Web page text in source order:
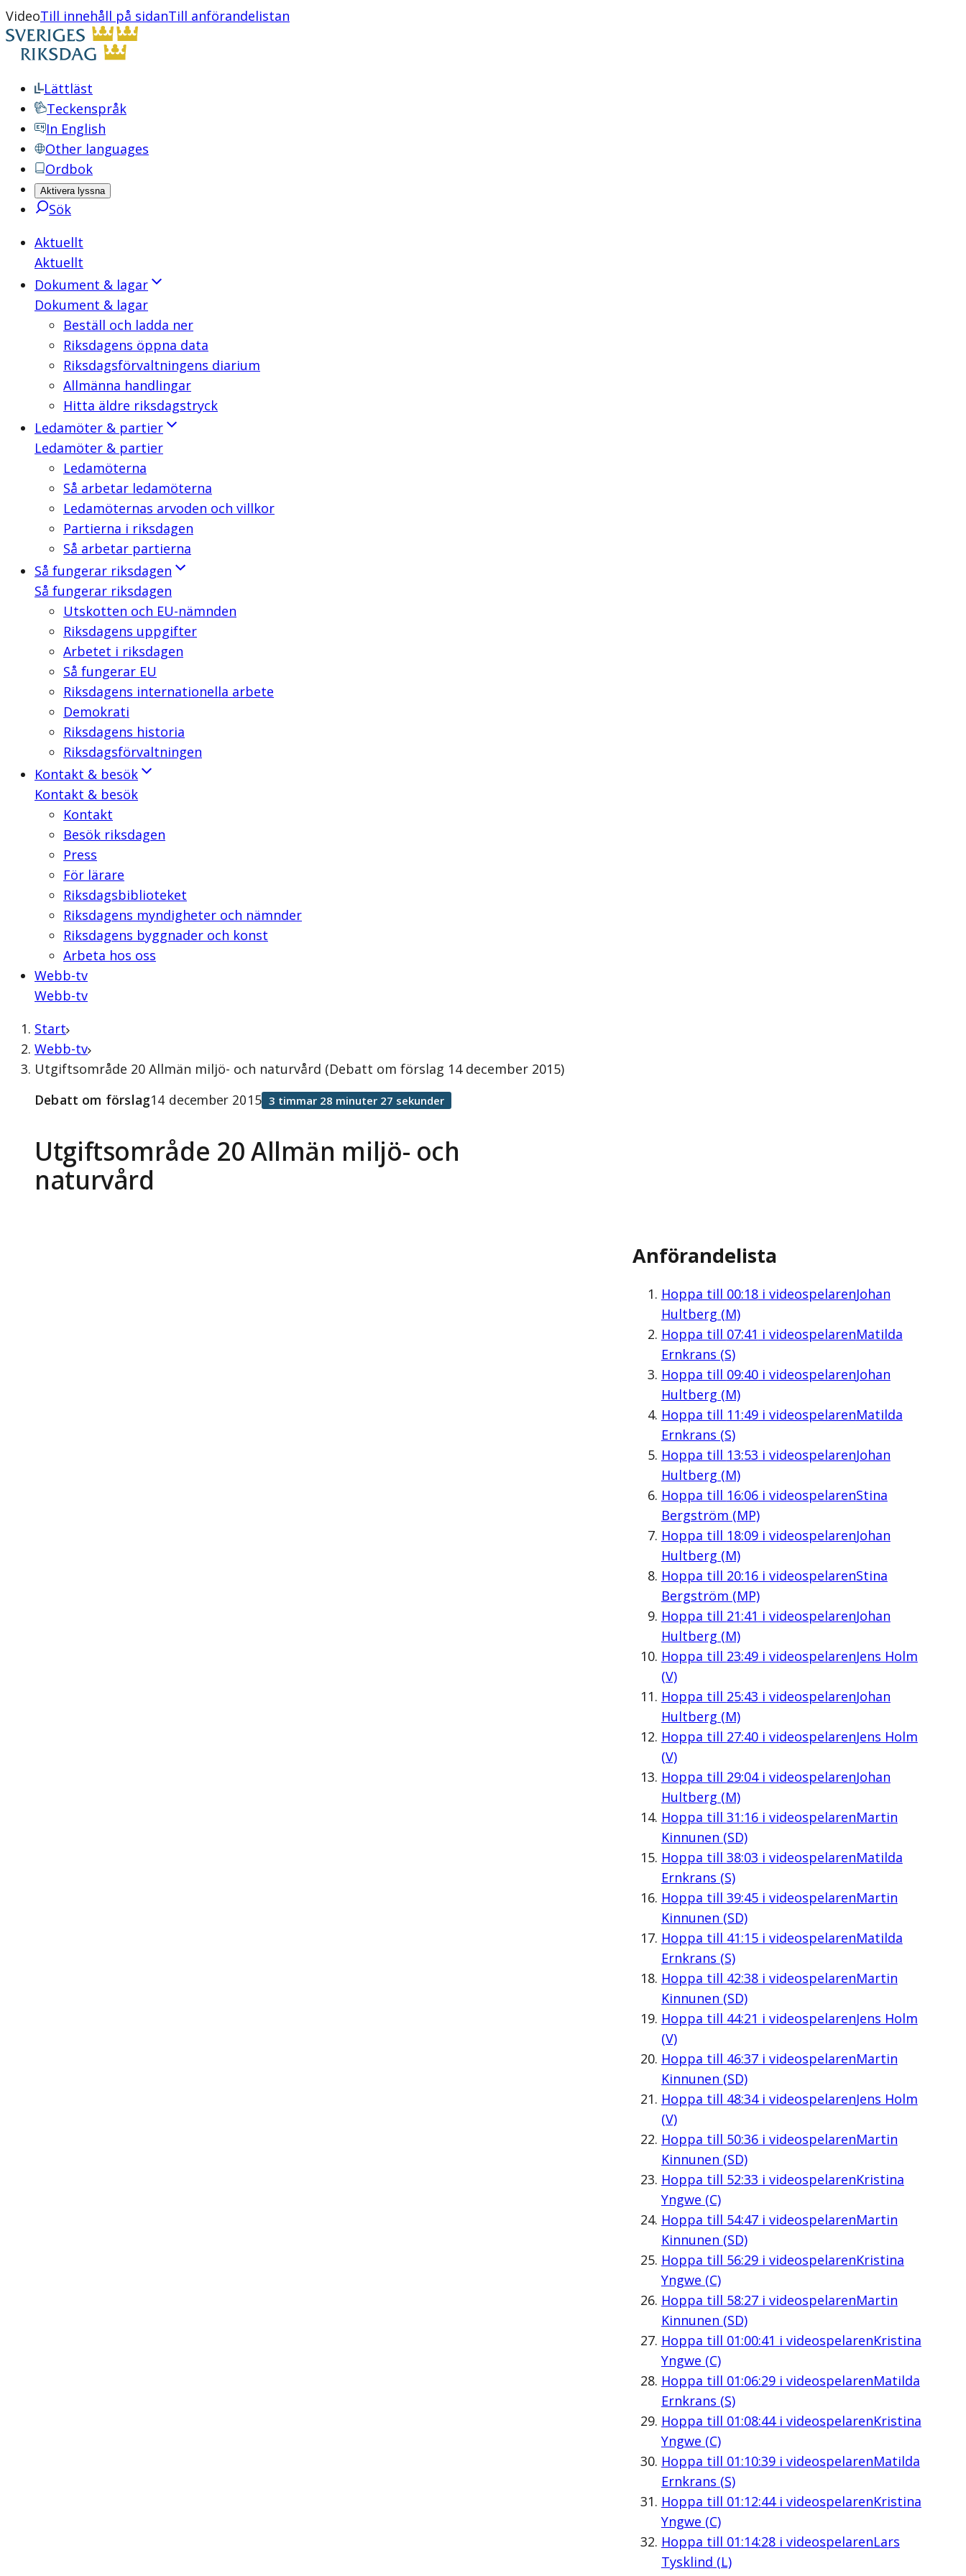
VideoTill innehåll på sidanTill anförandelistan
Lättläst
Teckenspråk
In English
Other languages
Ordbok
Aktivera lyssna
Sök
Aktuellt
Aktuellt
Dokument & lagar
Dokument & lagar
Beställ och ladda ner
Riksdagens öppna data
Riksdagsförvaltningens diarium
Allmänna handlingar
Hitta äldre riksdagstryck
Ledamöter & partier
Ledamöter & partier
Ledamöterna
Så arbetar ledamöterna
Ledamöternas arvoden och villkor
Partierna i riksdagen
Så arbetar partierna
Så fungerar riksdagen
Så fungerar riksdagen
Utskotten och EU-nämnden
Riksdagens uppgifter
Arbetet i riksdagen
Så fungerar EU
Riksdagens internationella arbete
Demokrati
Riksdagens historia
Riksdagsförvaltningen
Kontakt & besök
Kontakt & besök
Kontakt
Besök riksdagen
Press
För lärare
Riksdagsbiblioteket
Riksdagens myndigheter och nämnder
Riksdagens byggnader och konst
Arbeta hos oss
Webb-tv
Webb-tv
Start
Webb-tv
Utgiftsområde 20 Allmän miljö- och naturvård (Debatt om förslag 14 december 2015)
Utgiftsområde 20 Allmän miljö- och
naturvård
Debatt om förslag14 december 2015 3 timmar 28 minuter 27 sekunder
Anförandelista
Hoppa till 00:18i videospelarenJohan
Hultberg (M)
Hoppa till 07:41 i videospelarenMatilda
Ernkrans (S)
Hoppa till 09:40i videospelarenJohan
Hultberg (M)
Hoppa till 11:49i videospelarenMatilda
Ernkrans (S)
Hoppa till 13:53 i videospelarenJohan
Hultberg (M)
Hoppa till 16:06i videospelarenStina
Bergström (MP)
Hoppa till 18:09i videospelarenJohan
Hultberg (M)
Hoppa till 20:16i videospelarenStina
Bergström (MP)
Hoppa till 21:41 i videospelarenJohan
Hultberg (M)
Hoppa till 23:49i videospelarenJens Holm
(V)
Hoppa till 25:43 i videospelarenJohan
Hultberg (M)
Hoppa till 27:40i videospelarenJens Holm
(V)
Hoppa till 29:04i videospelarenJohan
Hultberg (M)
Hoppa till 31:16i videospelarenMartin
Kinnunen (SD)
Hoppa till 38:03 i videospelarenMatilda
Ernkrans (S)
Hoppa till 39:45i videospelarenMartin
Kinnunen (SD)
Hoppa till 41:15i videospelarenMatilda
Ernkrans (S)
Hoppa till 42:38i videospelarenMartin
Kinnunen (SD)
Hoppa till 44:21 i videospelarenJens Holm
(V)
Hoppa till 46:37i videospelarenMartin
Kinnunen (SD)
Hoppa till 48:34i videospelarenJens Holm
(V)
Hoppa till 50:36i videospelarenMartin
Kinnunen (SD)
Hoppa till 52:33 i videospelarenKristina
Yngwe (C)
Hoppa till 54:47i videospelarenMartin
Kinnunen (SD)
Hoppa till 56:29i videospelarenKristina
Yngwe (C)
Hoppa till 58:27i videospelarenMartin
Kinnunen (SD)
Hoppa till 01:00:41 i videospelarenKristina
Yngwe (C)
Hoppa till 01:06:29i videospelarenMatilda
Ernkrans (S)
Hoppa till 01:08:44i videospelarenKristina
Yngwe (C)
Hoppa till 01:10:39i videospelarenMatilda
Ernkrans (S)
Hoppa till 01:12:44i videospelarenKristina
Yngwe (C)
Hoppa till 01:14:28i videospelarenLars
Tysklind (L)